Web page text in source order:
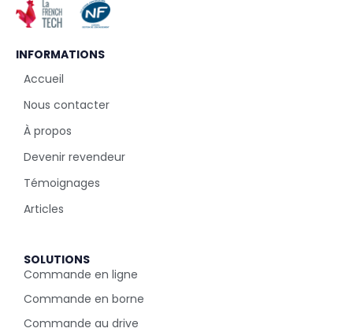
INFORMATIONS
Accueil
Nous contacter
À propos
Devenir revendeur
Témoignages
Articles
SOLUTIONS
Commande en ligne
Commande en borne
Commande au drive